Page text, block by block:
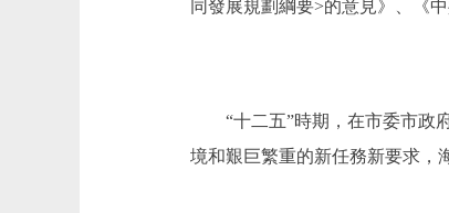
同發展規劃綱要>的意見》、《
“十二五”時期，在市委市政府
境和艱巨繁重的新任務新要求，